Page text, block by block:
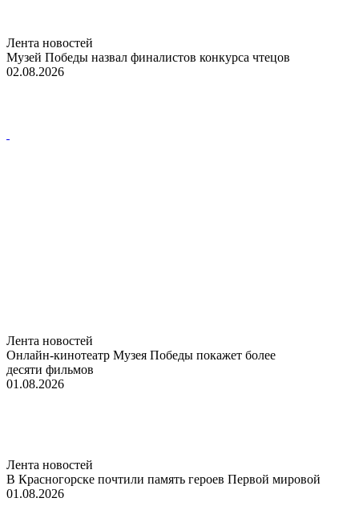
Лента новостей
Музей Победы назвал финалистов конкурса чтецов
02.08.2026
Лента новостей
Онлайн-кинотеатр Музея Победы покажет более
десяти фильмов
01.08.2026
Лента новостей
В Красногорске почтили память героев Первой мировой
01.08.2026